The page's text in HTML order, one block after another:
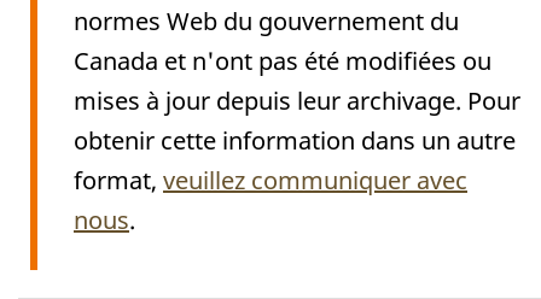
normes Web du gouvernement du
Canada et n'ont pas été modifiées ou
mises à jour depuis leur archivage. Pour
obtenir cette information dans un autre
format, veuillez communiquer avec
nous.